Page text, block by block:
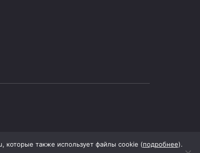
которые также использует файлы cookie (подробнее).